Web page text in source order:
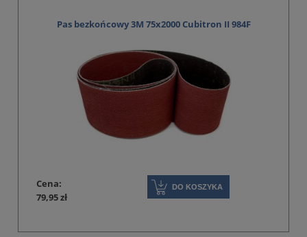
Pas bezkońcowy 3M 75x2000 Cubitron II 984F
Cena:
79,95 zł
DO KOSZYKA